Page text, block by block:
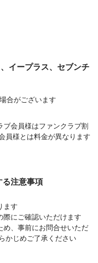
イープラス、セブンチ
合がございます
ブ会員様はファンクラブ割
員様とは料金が異なります
る注意事項
ます
にご確認いただけます
、事前にお問合せいただ
かじめご了承ください